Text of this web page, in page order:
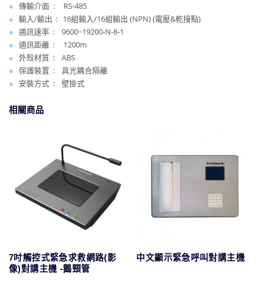
● 傳輸介面 : RS-485
● 輸入/輸出 : 16組輸入/16組輸出 (NPN) (電壓&乾接點)
● 通訊速率 : 9600~19200-N-8-1
● 通訊距離 : 1200m
● 外殼材質 : ABS
● 保護裝置 : 具光耦合隔離
● 安裝方式 : 壁掛式
相關商品
7吋觸控式緊急求救網路(影
像)對講主機 -鵝頸管
中文顯示緊急呼叫對講主機